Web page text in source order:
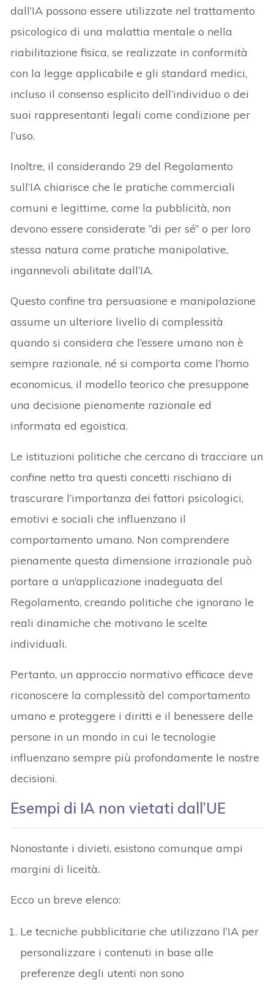
dall’IA possono essere utilizzate nel trattamento
psicologico di una malattia mentale o nella
riabilitazione fisica, se realizzate in conformità
con la legge applicabile e gli standard medici,
incluso il consenso esplicito dell’individuo o dei
suoi rappresentanti legali come condizione per
l’uso.
Inoltre, il considerando 29 del Regolamento
sull’IA chiarisce che le pratiche commerciali
comuni e legittime, come la pubblicità, non
devono essere considerate “di per sé” o per loro
stessa natura come pratiche manipolative,
ingannevoli abilitate dall’IA.
Questo confine tra persuasione e manipolazione
assume un ulteriore livello di complessità
quando si considera che l’essere umano non è
sempre razionale, né si comporta come l’homo
economicus, il modello teorico che presuppone
una decisione pienamente razionale ed
informata ed egoistica.
Le istituzioni politiche che cercano di tracciare un
confine netto tra questi concetti rischiano di
trascurare l’importanza dei fattori psicologici,
emotivi e sociali che influenzano il
comportamento umano. Non comprendere
pienamente questa dimensione irrazionale può
portare a un’applicazione inadeguata del
Regolamento, creando politiche che ignorano le
reali dinamiche che motivano le scelte
individuali.
Pertanto, un approccio normativo efficace deve
riconoscere la complessità del comportamento
umano e proteggere i diritti e il benessere delle
persone in un mondo in cui le tecnologie
influenzano sempre più profondamente le nostre
decisioni.
Esempi di IA non vietati dall’UE
Nonostante i divieti, esistono comunque ampi
margini di liceità.
Ecco un breve elenco:
Le tecniche pubblicitarie che utilizzano l’IA per
personalizzare i contenuti in base alle
preferenze degli utenti non sono